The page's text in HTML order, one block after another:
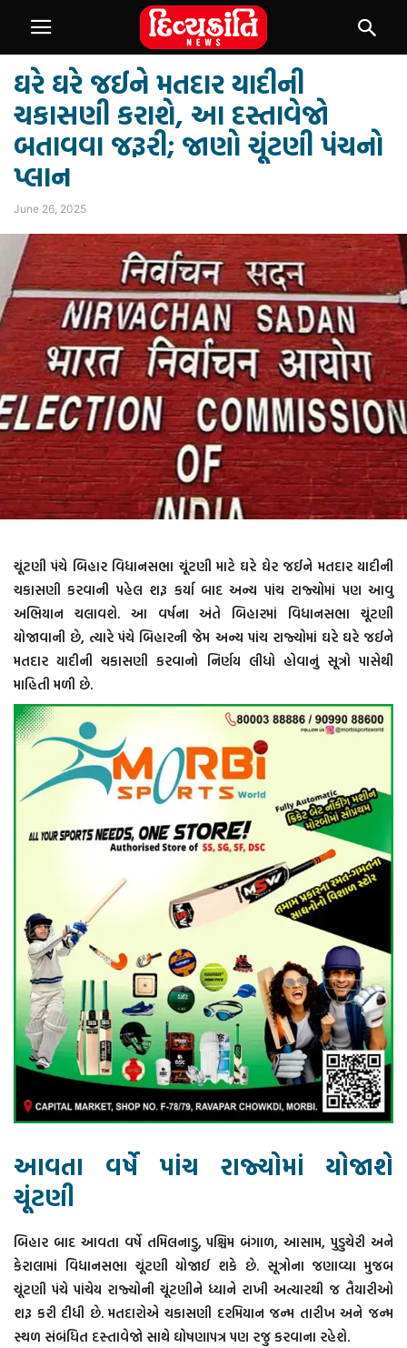
ઘરે ઘરે જઈને મતદાર યાદીની
ચકાસણી કરાશે, આ દસ્તાવેજો
બતાવવા જરૂરી; જાણો ચૂંટણી પંચનો
પ્લાન
June 26, 2025
ચૂંટણી પંચે બિહાર વિધાનસભા ચૂંટણી માટે ઘરે ઘેર જઈને મતદાર યાદીની
ચકાસણી કરવાની પહેલ શરૂ કર્યા બાદ અન્ય પાંચ રાજ્યોમાં પણ આવુ
અભિયાન ચલાવશે. આ વર્ષના અંતે બિહારમાં વિધાનસભા ચૂંટણી
યોજાવાની છે, ત્યારે પંચે બિહારની જેમ અન્ય પાંચ રાજ્યોમાં ઘરે ઘરે જઈને
મતદાર યાદીની ચકાસણી કરવાનો નિર્ણય લીધો હોવાનું સૂત્રો પાસેથી
માહિતી મળી છે.
આવતા વર્ષે પાંચ રાજ્યોમાં યોજાશે
ચૂંટણી
બિહાર બાદ આવતા વર્ષે તમિલનાડુ, પશ્ચિમ બંગાળ, આસામ, પુડુચેરી અને
કેરાલામાં વિધાનસભા ચૂંટણી યોજાઈ શકે છે. સૂત્રોના જણાવ્યા મુજબ
ચૂંટણી પંચે પાંચેય રાજ્યોની ચૂંટણીને ધ્યાને રાખી અત્યારથી જ તૈયારીઓ
શરૂ કરી દીધી છે. મતદારોએ ચકાસણી દરમિયાન જન્મ તારીખ અને જન્મ
સ્થળ સંબંધિત દસ્તાવેજો સાથે ઘોષણાપત્ર પણ રજુ કરવાના રહેશે.